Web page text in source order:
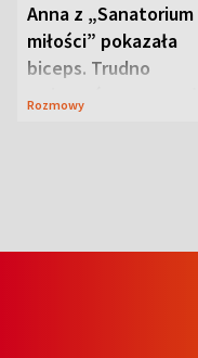
Anna z „Sanatorium
miłości” pokazała
biceps. Trudno
uwierzyć, co przeszła
Rozmowy